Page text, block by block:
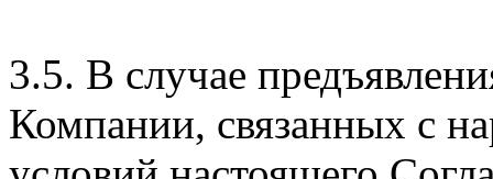
3.5. В случае
Компании, связанных с